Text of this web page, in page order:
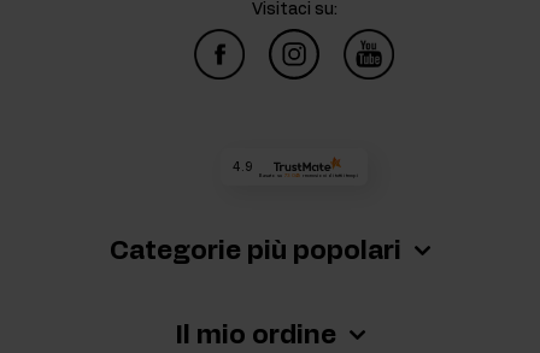
Categorie più popolari
Il mio ordine
Visitaci su:
4.9
Basato su 73 049 recensioni di tutti i tempi